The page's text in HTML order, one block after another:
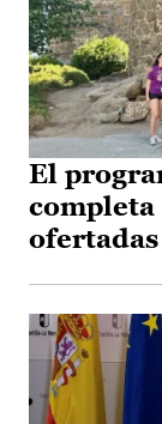
El
completa
ofertadas